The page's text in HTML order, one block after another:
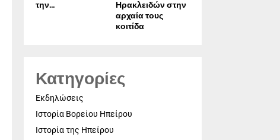
την... Ηρακλειδών στην
αρχαία τους
κοιτίδα
Κατηγορίες
Εκδηλώσεις
Ιστορία Βορείου Ηπείρου
Ιστορία της Ηπείρου